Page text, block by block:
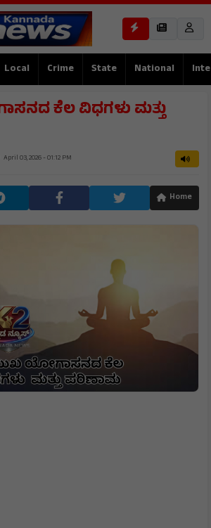
Local Crime State National
ಕೆಲ ವಿಧಗಳು ಮತ್ತು
April 03, 2026 - 01:12 PM
Home